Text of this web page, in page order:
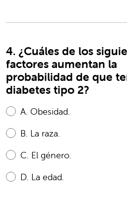
4. ¿Cuáles de los
factores aumentan la
probabilidad de que
diabetes tipo 2?
A. Obesidad.
B. La raza.
C. El género.
D. La edad.